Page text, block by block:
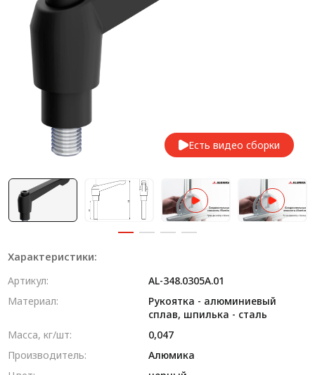
Система V-паза NEW!
Алюминиевые промышленные ограждения
Алюминиевая промышленная мебель
Профиль строительного назначения
Радиаторный алюминиевый профиль NEW!
Лист алюминиевый
Метрический крепеж
Конструкции из профиля
Услуги дополнительной обработки профиля
Есть видео сборки
Характеристики:
Артикул:
AL-348.0305A.01
Материал:
Рукоятка - алюминиевый
сплав, шпилька - сталь
Масса, кг/шт:
0,047
Производитель:
Алюмика